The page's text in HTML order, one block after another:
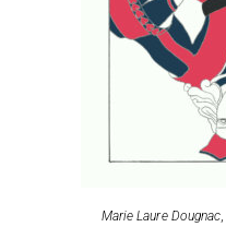
Marie Laure Dougnac,